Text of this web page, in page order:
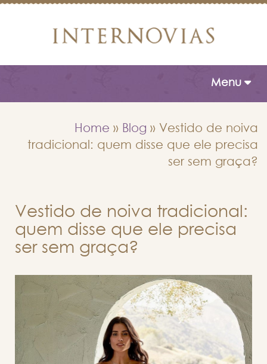
Toggle
Menu
Home » Blog » Vestido de noiva
tradicional: quem disse que ele precisa
ser sem graça?
Vestido de noiva tradicional:
quem disse que ele precisa
ser sem graça?